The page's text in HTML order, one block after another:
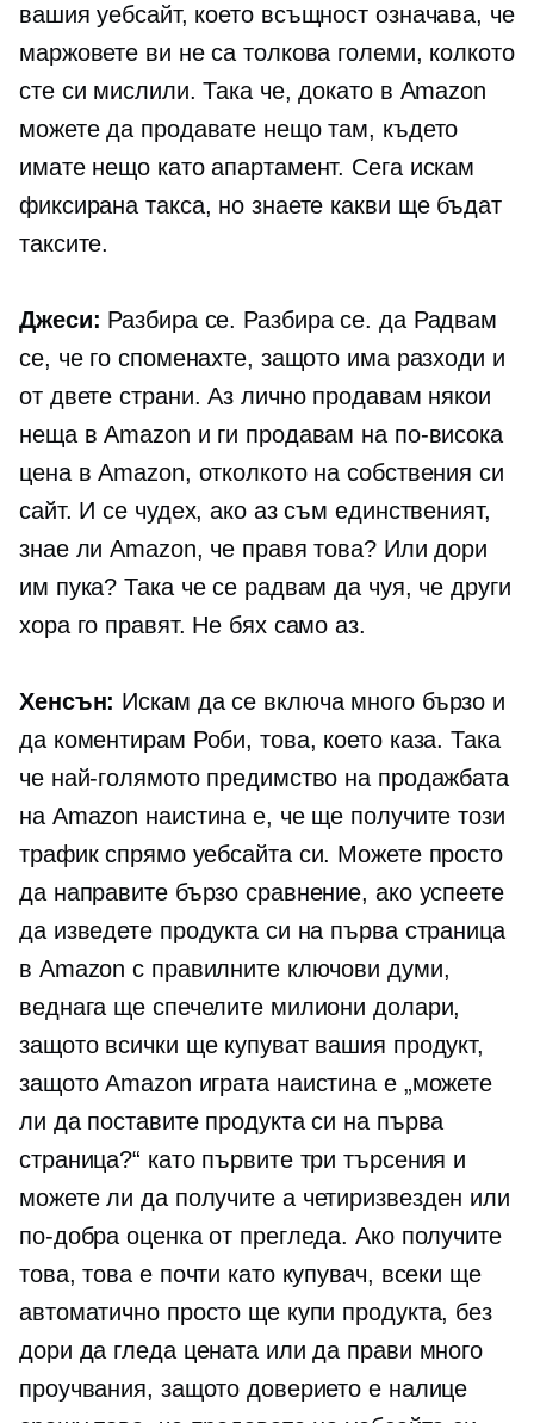
вашия уебсайт, което всъщност означава, че
маржовете ви не са толкова големи, колкото
сте си мислили. Така че, докато в Amazon
можете да продавате нещо там, където
имате нещо като апартамент. Сега искам
фиксирана такса, но знаете какви ще бъдат
таксите.
Джеси: Разбира се. Разбира се. да Радвам
се, че го споменахте, защото има разходи и
от двете страни. Аз лично продавам някои
неща в Amazon и ги продавам на по-висока
цена в Amazon, отколкото на собствения си
сайт. И се чудех, ако аз съм единственият,
знае ли Amazon, че правя това? Или дори
им пука? Така че се радвам да чуя, че други
хора го правят. Не бях само аз.
Хенсън: Искам да се включа много бързо и
да коментирам Роби, това, което каза. Така
че най-голямото предимство на продажбата
на Amazon наистина е, че ще получите този
трафик спрямо уебсайта си. Можете просто
да направите бързо сравнение, ако успеете
да изведете продукта си на първа страница
в Amazon с правилните ключови думи,
веднага ще спечелите милиони долари,
защото всички ще купуват вашия продукт,
защото Amazon играта наистина е „можете
ли да поставите продукта си на първа
страница?“ като първите три търсения и
можете ли да получите a четиризвезден или
по-добра оценка от прегледа. Ако получите
това, това е почти като купувач, всеки ще
автоматично просто ще купи продукта, без
дори да гледа цената или да прави много
проучвания, защото доверието е налице